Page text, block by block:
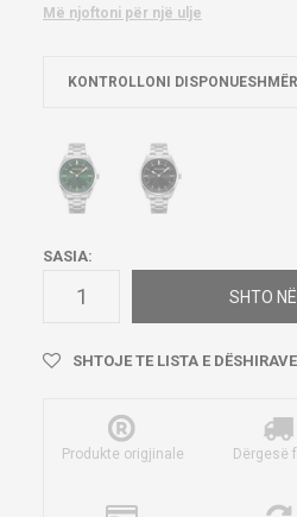
Më njoftoni për një ulje
KONTROLLONI
SASIA:
SHTO
SHTOJE TE LISTA E DËSHIRAVE
Produkte origjinale Dërgesë